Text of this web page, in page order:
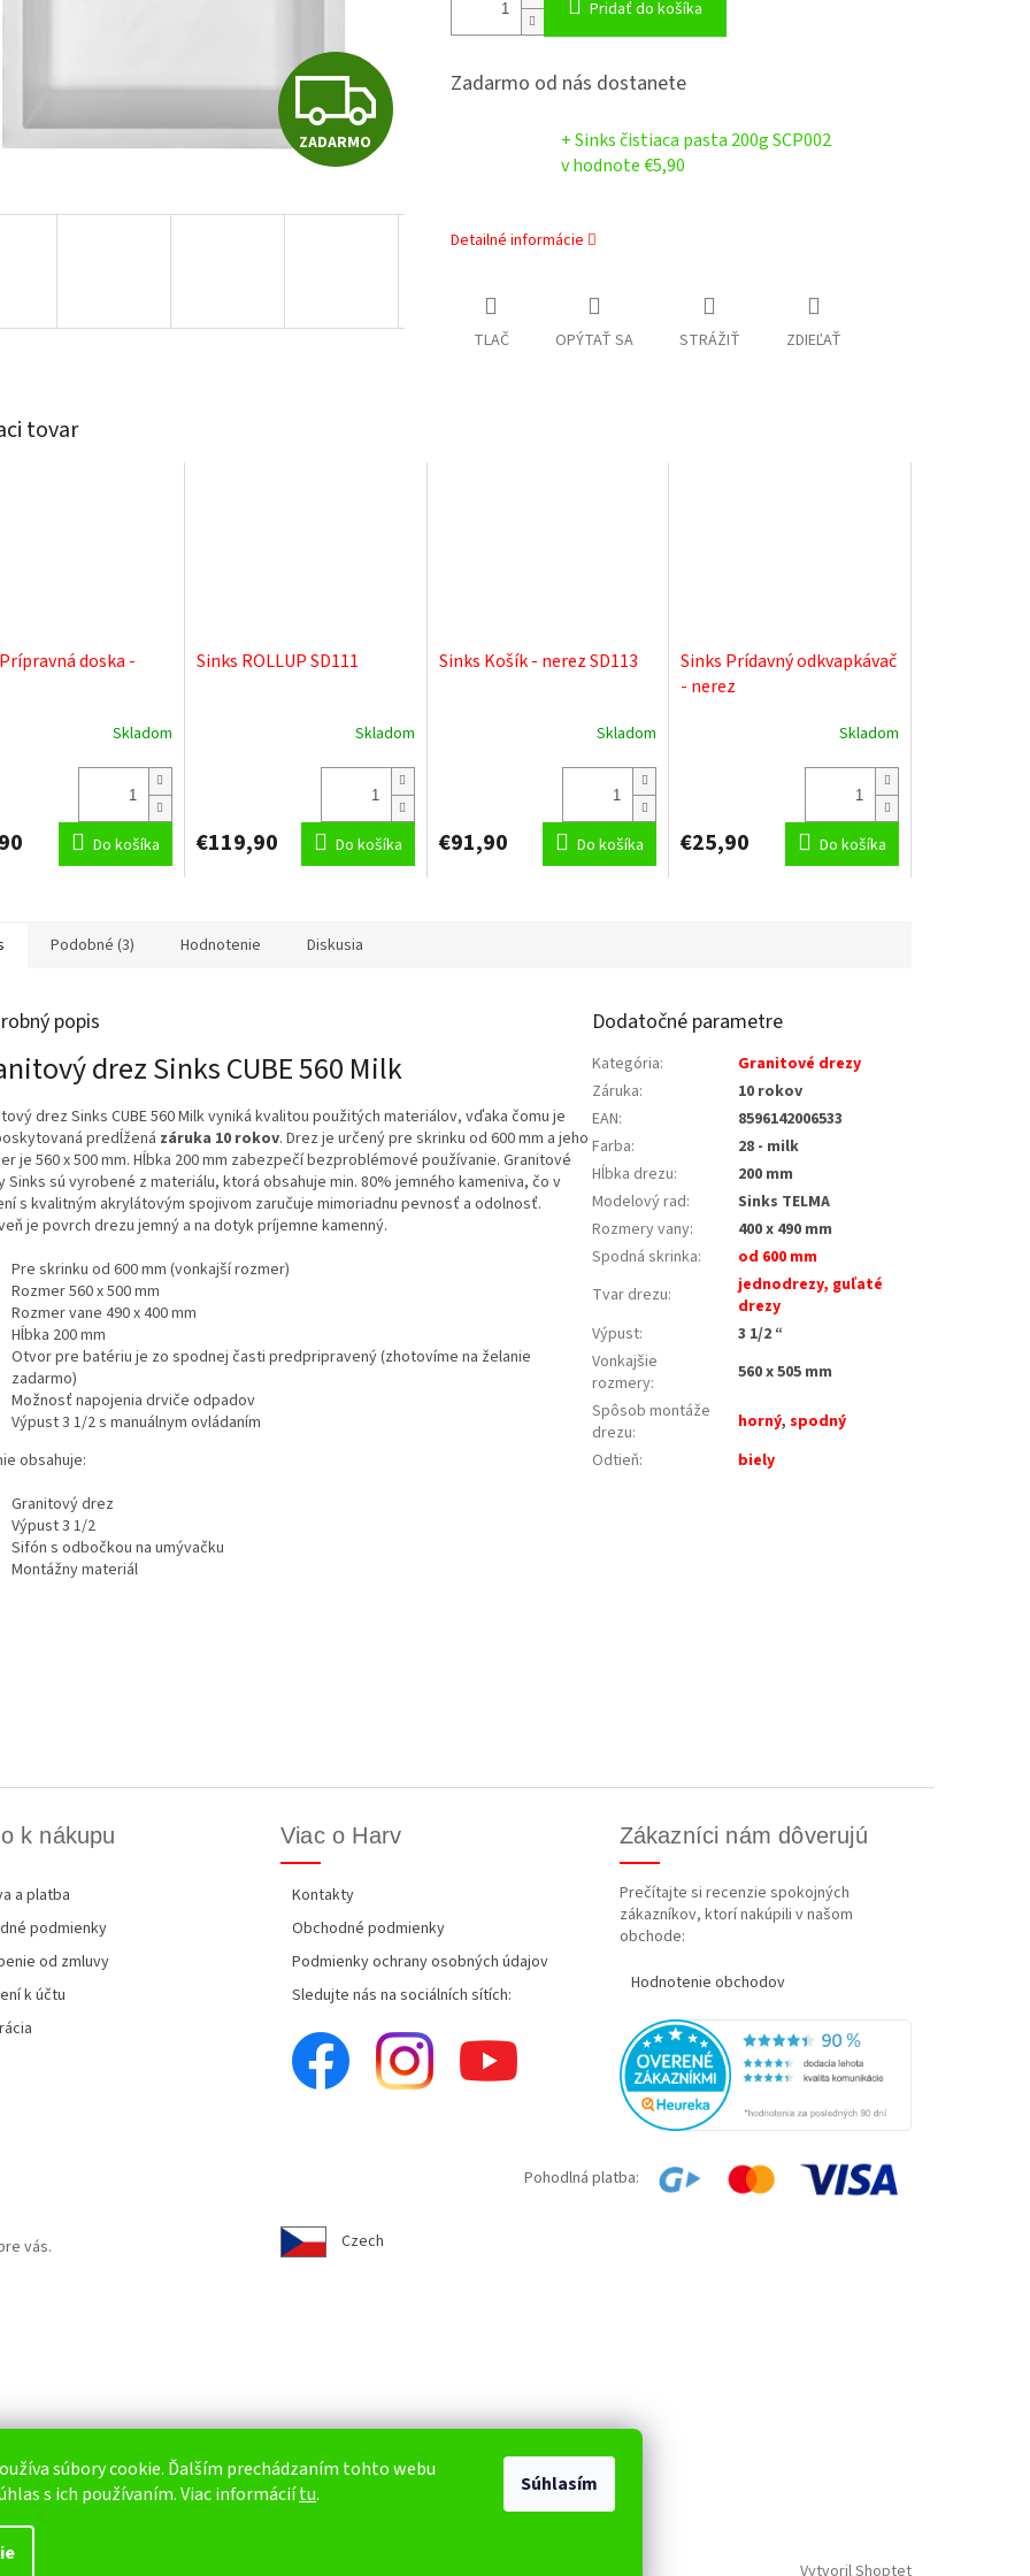
súbory cookie. Ďalším prechádzaním tohto webu
s ich používaním. Viac informáciítu. Súhlasím
Z
A
A
ZADARMO
Pridať do košíka
Zadarmo od nás dostanete
+ Sinks čistiaca pasta 200g SCP002
v hodnote €5,90
Detailné informácie
TLAČ OPÝTAŤ SA STRÁŽIŤ ZDIEĽAŤ
tovar
doska -
Skladom
Do košíka
Sinks ROLLUP SD111
Skladom
€119,90 Do košíka
Sinks Košík - nerez SD113
Skladom
€91,90 Do košíka
Sinks Prídavný odkvapkávač
- nerez
Skladom
€25,90 Do košíka
Podobné (3) Hodnotenie Diskusia
popis
drez Sinks CUBE 560 Milk
drez Sinks CUBE 560 Milk vyniká kvalitou použitých materiálov, vďaka čomu je
predĺžená záruka 10 rokov. Drez je určený pre skrinku od 600 mm a jeho
je 560 x 500 mm. Hĺbka 200 mm zabezpečí bezproblémové používanie. Granitové
Sinks sú vyrobené z materiálu, ktorá obsahuje min. 80% jemného kameniva, čo v
s kvalitným akrylátovým spojivom zaručuje mimoriadnu pevnosť a odolnosť.
je povrch drezu jemný a na dotyk príjemne kamenný.
Pre skrinku od 600 mm (vonkajší rozmer)
Rozmer 560 x 500 mm
Rozmer vane 490 x 400 mm
Hĺbka 200 mm
Otvor pre batériu je zo spodnej časti predpripravený (zhotovíme na želanie
zadarmo)
Možnosť napojenia drviče odpadov
Výpust 3 1/2 s manuálnym ovládaním
obsahuje:
Granitový drez
Výpust 3 1/2
Sifón s odbočkou na umývačku
Montážny materiál
Dodatočné parametre
Kategória:
Granitové drezy
Záruka:
10 rokov
EAN:
8596142006533
Farba:
28 - milk
Hĺbka drezu:
200 mm
Modelový rad:
Sinks TELMA
Rozmery vany:
400 x 490 mm
Spodná skrinka:
od 600 mm
Tvar drezu:
jednodrezy, guľaté
drezy
Výpust:
3 1/2 “
Vonkajšie
rozmery:
560 x 505 mm
Spôsob montáže
drezu: horný,spodný
Odtieň: biely
k nákupu
a platba
podmienky
od zmluvy
k účtu
Viac o Harv
Kontakty
Obchodné podmienky
Podmienky ochrany osobných údajov
Sledujte nás na sociálních sítích:
Zákazníci nám dôverujú
Prečítajte si recenzie spokojných
zákazníkov, ktorí nakúpili v našom
obchode:
Hodnotenie obchodov
vás.
Pohodlná platba:
Czech
Vytvoril Shoptet